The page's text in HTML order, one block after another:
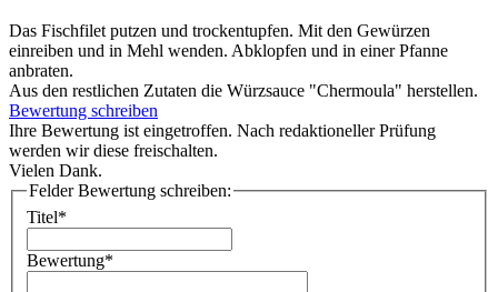
Das Fischfilet putzen und trockentupfen. Mit den Gewürzen
einreiben und in Mehl wenden. Abklopfen und in einer Pfanne
anbraten.
Aus den restlichen Zutaten die Würzsauce "Chermoula" herstellen.
Bewertung schreiben
Ihre Bewertung ist eingetroffen. Nach redaktioneller Prüfung
werden wir diese freischalten.
Vielen Dank.
Felder Bewertung schreiben:
Titel*
Bewertung*